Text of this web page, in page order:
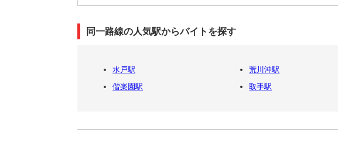
同一路線の人気駅からバイトを探す
水戸駅 荒川沖駅
偕楽園駅
取手駅